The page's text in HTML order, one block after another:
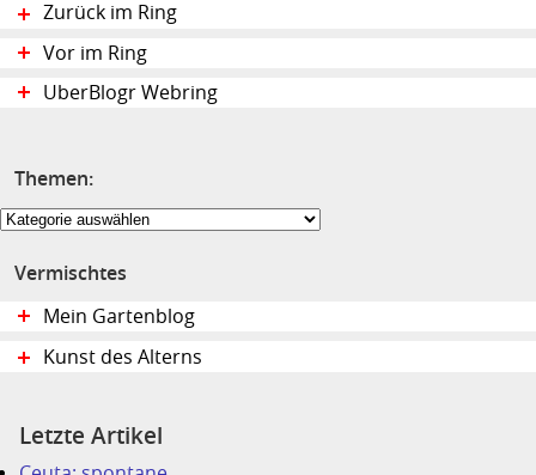
Zurück im Ring
Vor im Ring
UberBlogr Webring
Themen:
Themen:
Vermischtes
Mein Gartenblog
Kunst des Alterns
Letzte Artikel